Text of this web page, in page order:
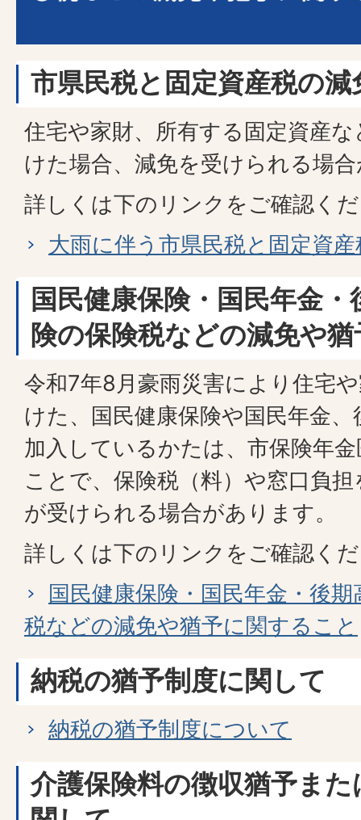
市県民税と固定資産税の
住宅や家財、所有する固定資産
けた場合、減免を受けられる場
詳しくは下のリンクをご確認く
大雨に伴う市県民税と固定資
国民健康保険・国民年金
険の保険税などの減免や
令和7年8月豪雨災害により住宅
けた、国民健康保険や国民年金
加入しているかたは、市保険年
ことで、保険税（料）や窓口負
が受けられる場合があります。
詳しくは下のリンクをご確認く
国民健康保険・国民年金・後
税などの減免や猶予に関すること
納税の猶予制度に関して
納税の猶予制度について
介護保険料の徴収猶予ま